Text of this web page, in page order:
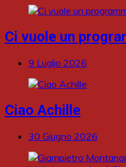
Ci vuole un
9 Luglio 2026
Ciao Achille
30 Giugno 2026